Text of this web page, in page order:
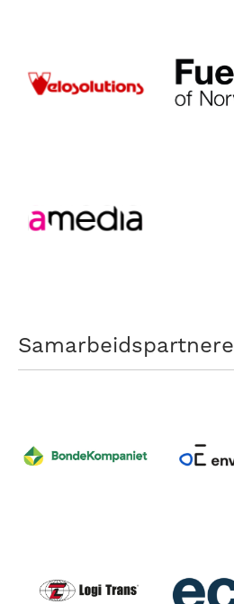
Samarbeidspartnere